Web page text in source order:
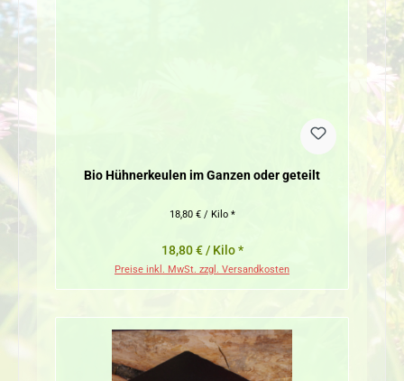
Bio Hühnerkeulen im Ganzen oder geteilt
18,80 € / Kilo *
18,80 € / Kilo *
Preise inkl. MwSt. zzgl. Versandkosten